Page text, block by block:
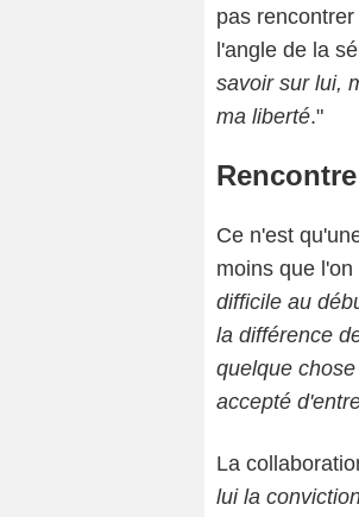
pas
l'angle de la
savoir sur lui,
ma liberté."
Ce n'est
moins que
difficile au
la différence
quelque
accepté
La
lui la